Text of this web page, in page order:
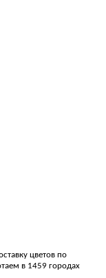
цветов по
в 1459 городах